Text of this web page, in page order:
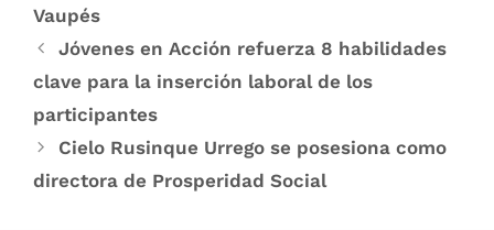
Vaupés
Jóvenes en Acción refuerza 8 habilidades
clave para la inserción laboral de los
participantes
Cielo Rusinque Urrego se posesiona como
directora de Prosperidad Social